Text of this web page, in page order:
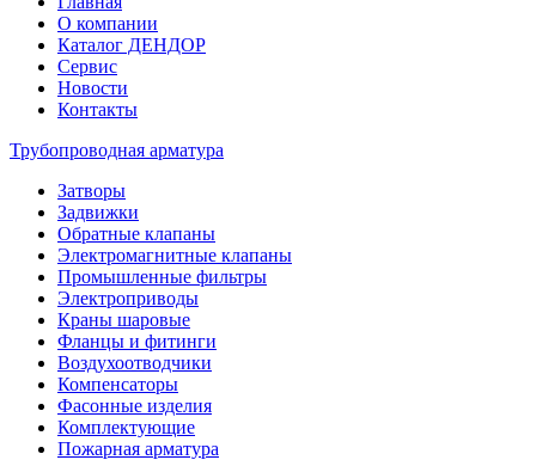
О компании
Каталог ДЕНДОР
Сервис
Новости
Контакты
Трубопроводная арматура
Затворы
Задвижки
Обратные клапаны
Электромагнитные клапаны
Промышленные фильтры
Электроприводы
Краны шаровые
Фланцы и фитинги
Воздухоотводчики
Компенсаторы
Фасонные изделия
Комплектующие
Пожарная арматура